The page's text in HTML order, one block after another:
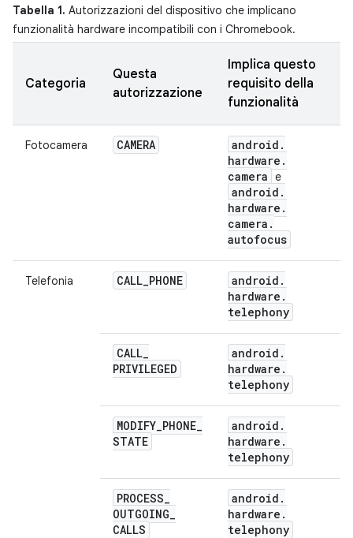
Tabella 1. Autorizzazioni del dispositivo che implicano
funzionalità hardware incompatibili con i Chromebook.
Categoria
Questa
autorizzazione
Implica questo
requisito della
funzionalità
Fotocamera CAMERA android .
hardware .
camera e
android .
hardware .
camera .
autofocus
Telefonia CALL_PHONE android .
hardware .
telephony
CALL_
PRIVILEGED
android .
hardware .
telephony
MODIFY_PHONE_
STATE
android .
hardware .
telephony
PROCESS_
OUTGOING_
CALLS
android .
hardware .
telephony